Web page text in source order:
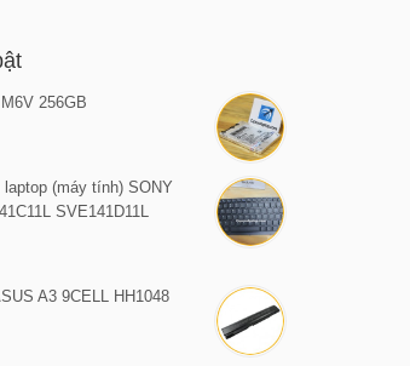
256GB
(máy tính) SONY
SVE141D11L
A3 9CELL HH1048